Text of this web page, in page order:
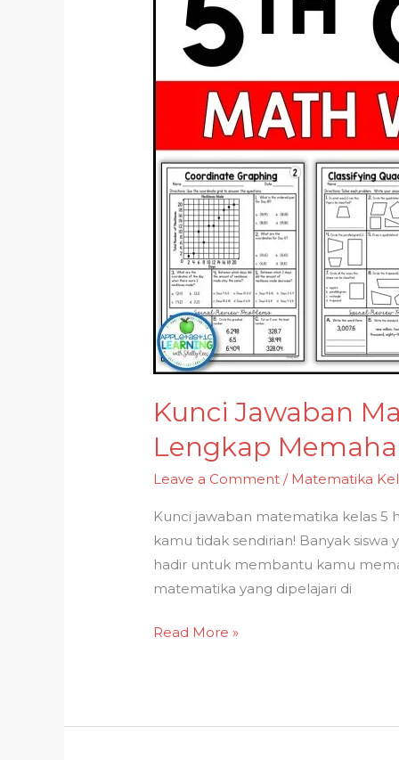
Menarik
Kunci Jawaban
Lengkap
Leave a Comment / Matematika
Kunci jawaban matematika kelas 5
kamu tidak sendirian! Banyak
hadir untuk membantu kamu
matematika yang dipelajari di
Kunci
5
Read More »